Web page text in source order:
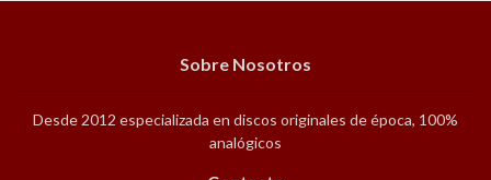
Sobre Nosotros
Desde 2012 especializada en discos originales de época, 100%
analógicos